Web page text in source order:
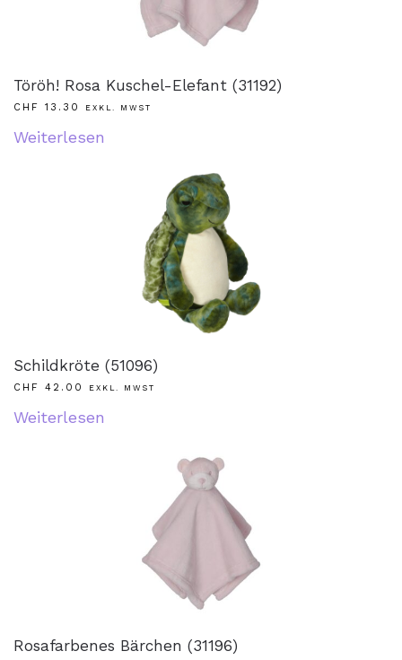
Töröh! Rosa Kuschel-Elefant (31192)
CHF 13.30 EXKL. MWST
Weiterlesen
Schildkröte (51096)
CHF 42.00 EXKL. MWST
Weiterlesen
Rosafarbenes Bärchen (31196)